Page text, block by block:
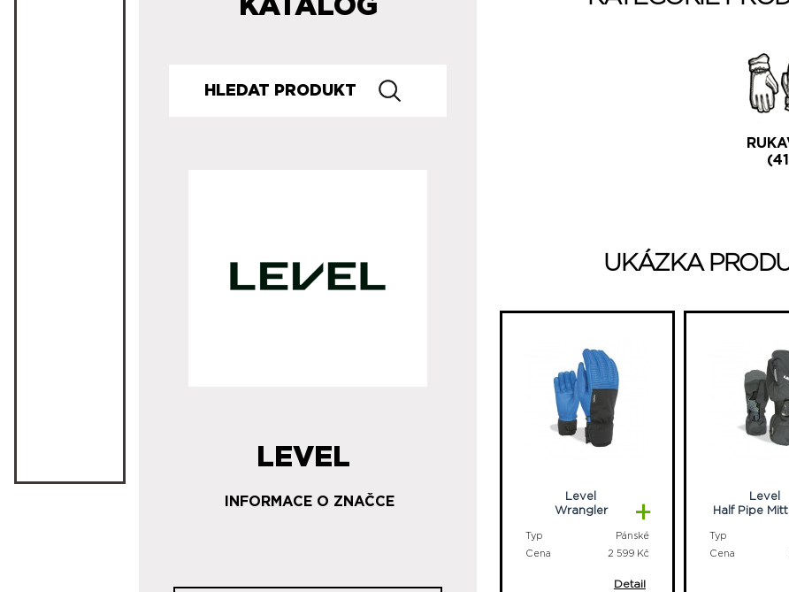
UKÁZKA
Level
Wrangler
Typ
Pánské
Cena
2 599 Kč
+
Detail
Level
Half Pipe
Typ
Cena
KATALOG
LEVEL
INFORMACE O ZNAČCE